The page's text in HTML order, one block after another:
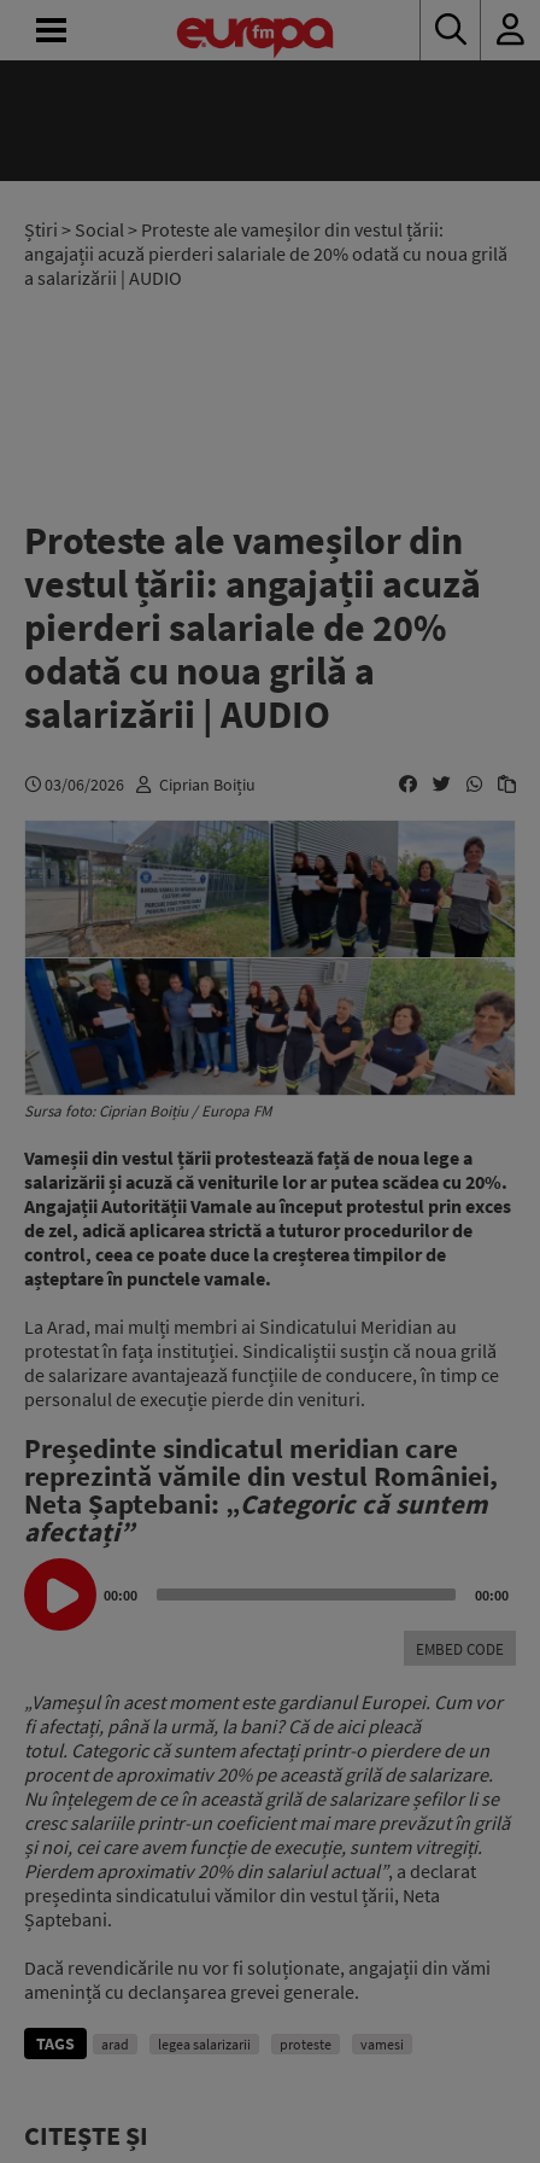
Știri > Social> Proteste ale vameșilor din vestul țării:
angajații acuză pierderi salariale de 20% odată cu noua grilă
a salarizării | AUDIO
Proteste ale vameșilor din
vestul țării: angajații acuză
pierderi salariale de 20%
odată cu noua grilă a
salarizării | AUDIO
03/06/2026 Ciprian Boițiu
Sursa foto: Ciprian Boițiu / Europa FM
Vameșii din vestul țării protestează față de noua lege a
salarizării și acuză că veniturile lor ar putea scădea cu 20%.
Angajații Autorității Vamale au început protestul prin exces
de zel, adică aplicarea strictă a tuturor procedurilor de
control, ceea ce poate duce la creșterea timpilor de
așteptare în punctele vamale.
La Arad, mai mulți membri ai Sindicatului Meridian au
protestat în fața instituției. Sindicaliștii susțin că noua grilă
de salarizare avantajează funcțiile de conducere, în timp ce
personalul de execuție pierde din venituri.
Președinte sindicatul meridian care
reprezintă vămile din vestul României,
Neta Șaptebani: „Categoric că suntem
afectați”
Audio
Player
00:00 00:00
EMBED CODE
„Vameșul în acest moment este gardianul Europei. Cum vor
fi afectați, până la urmă, la bani? Că de aici pleacă
totul. Categoric că suntem afectați printr-o pierdere de un
procent de aproximativ 20% pe această grilă de salarizare.
Nu înțelegem de ce în această grilă de salarizare șefilor li se
cresc salariile printr-un coeficient mai mare prevăzut în grilă
și noi, cei care avem funcție de execuție, suntem vitregiți.
Pierdem aproximativ 20% din salariul actual”, a declarat
președinta sindicatului vămilor din vestul țării, Neta
Șaptebani.
Dacă revendicările nu vor fi soluționate, angajații din vămi
amenință cu declanșarea grevei generale.
TAGS arad legea salarizarii proteste vamesi
CITEȘTE ȘI
RADIO
CONCURSURI